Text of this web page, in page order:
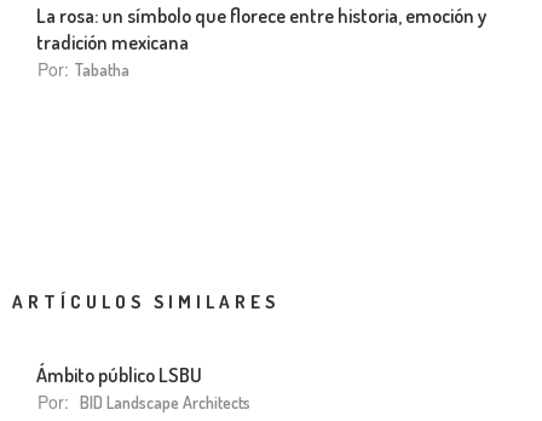
La rosa: un símbolo que florece entre historia, emoción y
tradición mexicana
Por: Tabatha
ARTÍCULOS SIMILARES
Ámbito público LSBU
Por: B|D Landscape Architects